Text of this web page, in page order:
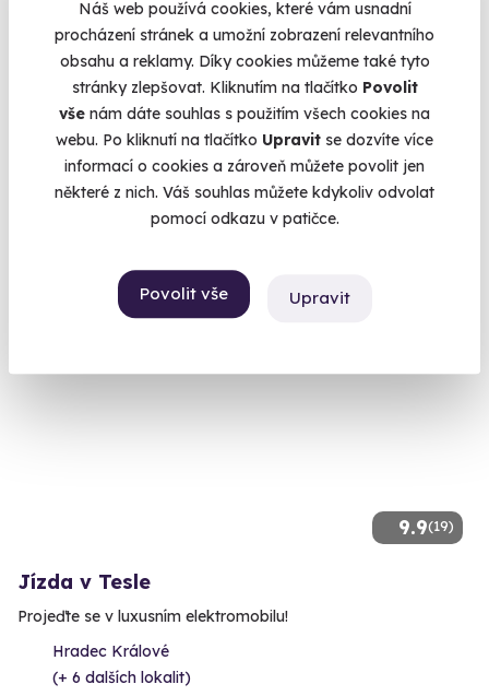
Náš web používá cookies, které vám usnadní
procházení stránek a umožní zobrazení relevantního
obsahu a reklamy. Díky cookies můžeme také tyto
stránky zlepšovat. Kliknutím na tlačítko Povolit
vše nám dáte souhlas s použitím všech cookies na
webu. Po kliknutí na tlačítko Upravit se dozvíte více
informací o cookies a zároveň můžete povolit jen
některé z nich. Váš souhlas můžete kdykoliv odvolat
pomocí odkazu v patičce.
Povolit vše Upravit
9.8(43)
Mushing: Jízda na psím spřežení
Na sněhu i na blátě, na saních nebo na kolech.
Dolní Dvůr (Krkonoše)
(+ 2 další lokality)
9.9(19)
Jízda v Tesle
Projeďte se v luxusním elektromobilu!
Hradec Králové
(+ 6 dalších lokalit)